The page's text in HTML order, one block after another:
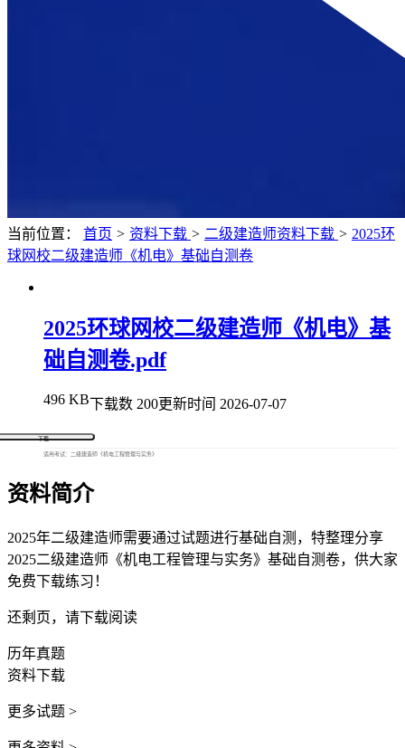
当前位置： 首页 > 资料下载 > 二级建造师资料下载 > 2025环
球网校二级建造师《机电》基础自测卷
2025环球网校二级建造师《机电》基
础自测卷.pdf
496 KB下载数 200更新时间 2026-07-07
下载
适用考试：二级建造师《机电工程管理与实务》
资料简介
2025年二级建造师需要通过试题进行基础自测，特整理分享
2025二级建造师《机电工程管理与实务》基础自测卷，供大家
免费下载练习！
还剩 页，请下载阅读
历年真题
资料下载
更多试题 >